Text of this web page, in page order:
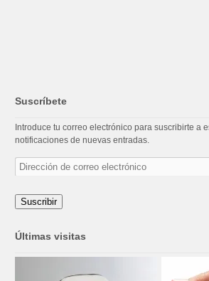
Suscríbete
Introduce tu correo electrónico para suscribirte a
notificaciones de nuevas entradas.
Dirección
de
electrónico
Suscribir
Últimas visitas